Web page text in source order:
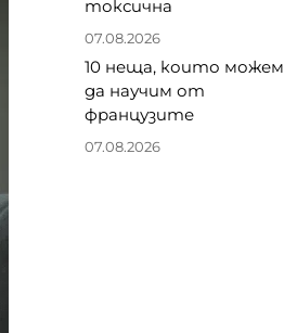
токсична
07.08.2026
10 неща, които можем
да научим от
французите
07.08.2026